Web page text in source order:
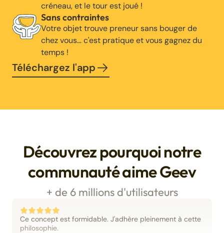
créneau, et le tour est joué !
Sans contraintes
Votre objet trouve preneur sans bouger de
chez vous… c'est pratique et vous gagnez du
temps !
Téléchargez l'app
Découvrez pourquoi notre
communauté aime Geev
+ de 6 millions d'utilisateurs
Ce concept est formidable. J'adhère pleinement à cette
philosophie.